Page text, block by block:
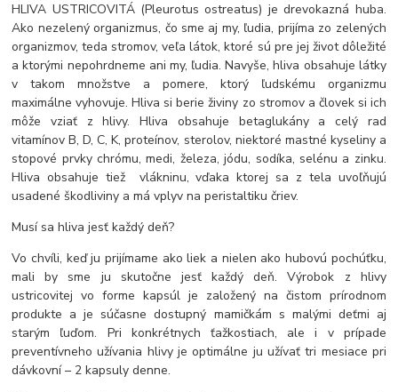
HLIVA USTRICOVITÁ (Pleurotus ostreatus) je drevokazná huba.
Ako nezelený organizmus, čo sme aj my, ľudia, prijíma zo zelených
organizmov, teda stromov, veľa látok, ktoré sú pre jej život dôležité
a ktorými nepohrdneme ani my, ľudia. Navyše, hliva obsahuje látky
v takom množstve a pomere, ktorý ľudskému organizmu
maximálne vyhovuje. Hliva si berie živiny zo stromov a človek si ich
môže vziať z hlivy. Hliva obsahuje betaglukány a celý rad
vitamínov B, D, C, K, proteínov, sterolov, niektoré mastné kyseliny a
stopové prvky chrómu, medi, železa, jódu, sodíka, selénu a zinku.
Hliva obsahuje tiež vlákninu, vďaka ktorej sa z tela uvoľňujú
usadené škodliviny a má vplyv na peristaltiku čriev.
Musí sa hliva jesť každý deň?
Vo chvíli, keď ju prijímame ako liek a nielen ako hubovú pochúťku,
mali by sme ju skutočne jesť každý deň. Výrobok z hlivy
ustricovitej vo forme kapsúl je založený na čistom prírodnom
produkte a je súčasne dostupný mamičkám s malými deťmi aj
starým ľuďom. Pri konkrétnych ťažkostiach, ale i v prípade
preventívneho užívania hlivy je optimálne ju užívať tri mesiace pri
dávkovní – 2 kapsuly denne.